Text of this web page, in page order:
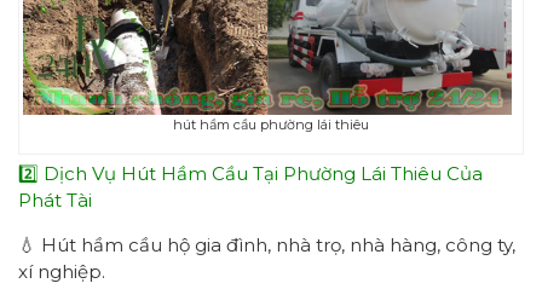
hút hầm cầu phường lái thiêu
2️⃣ Dịch Vụ Hút Hầm Cầu Tại Phường Lái Thiêu Của
Phát Tài
💧 Hút hầm cầu hộ gia đình, nhà trọ, nhà hàng, công ty,
xí nghiệp.